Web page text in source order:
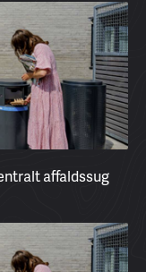
affaldssug